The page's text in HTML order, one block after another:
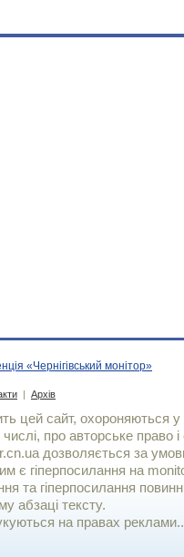
«Чернігівський монітор»
| Архів
цей сайт, охороняються у
про авторське право і
дозволяється за
є гiперпосилання на
та гіперпосилання
абзаці тексту.
на правах реклами..